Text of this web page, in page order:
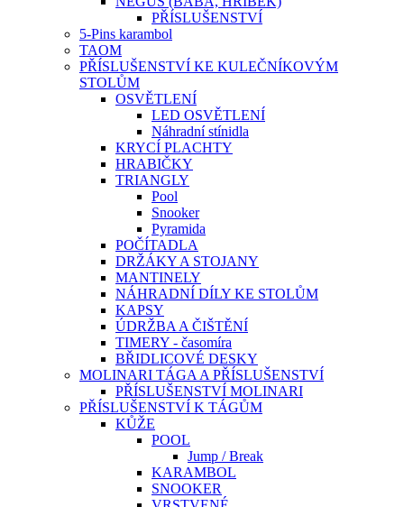
PŘÍSLUŠENSTVÍ
5-Pins karambol
TAOM
PŘÍSLUŠENSTVÍ KE KULEČNÍKOVÝM
STOLŮM
OSVĚTLENÍ
LED OSVĚTLENÍ
Náhradní stínidla
KRYCÍ PLACHTY
HRABIČKY
TRIANGLY
Pool
Snooker
Pyramida
POČÍTADLA
DRŽÁKY A STOJANY
MANTINELY
NÁHRADNÍ DÍLY KE STOLŮM
KAPSY
ÚDRŽBA A ČIŠTĚNÍ
TIMERY - časomíra
BŘIDLICOVÉ DESKY
MOLINARI TÁGA A PŘÍSLUŠENSTVÍ
PŘÍSLUŠENSTVÍ MOLINARI
PŘÍSLUŠENSTVÍ K TÁGŮM
KŮŽE
POOL
Jump / Break
KARAMBOL
SNOOKER